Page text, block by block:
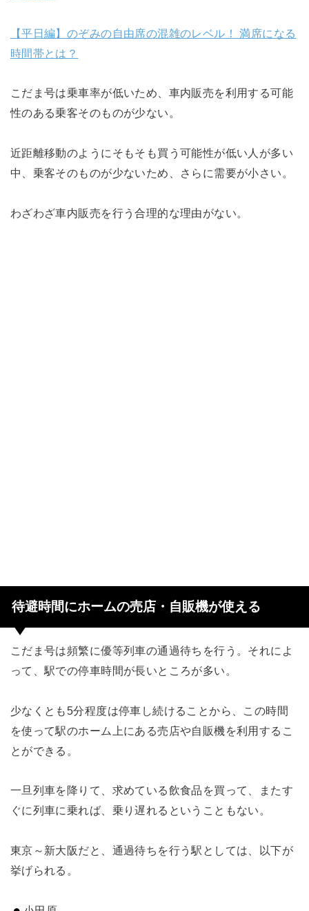
【平日編】のぞみの自由席の混雑のレベル！ 満席になる
時間帯とは？
こだま号は乗車率が低いため、車内販売を利用する可能
性のある乗客そのものが少ない。
近距離移動のようにそもそも買う可能性が低い人が多い
中、乗客そのものが少ないため、さらに需要が小さい。
わざわざ車内販売を行う合理的な理由がない。
待避時間にホームの売店・自販機が使える
こだま号は頻繁に優等列車の通過待ちを行う。それによ
って、駅での停車時間が長いところが多い。
少なくとも5分程度は停車し続けることから、この時間
を使って駅のホーム上にある売店や自販機を利用するこ
とができる。
一旦列車を降りて、求めている飲食品を買って、またす
ぐに列車に乗れば、乗り遅れるということもない。
東京～新大阪だと、通過待ちを行う駅としては、以下が
挙げられる。